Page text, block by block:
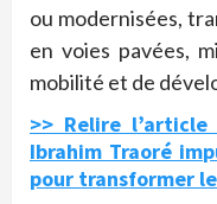
ou modernisées,
en voies pavées,
mobilité et de
>> Relire
Ibrahim Traoré
pour transformer